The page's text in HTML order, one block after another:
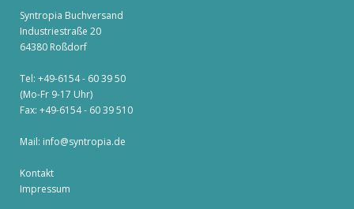
Syntropia Buchversand
Industriestraße 20
64380 Roßdorf
Tel: +49-6154 - 60 39 50
(Mo-Fr 9-17 Uhr)
Fax: +49-6154 - 60 39 510
Mail: info@syntropia.de
Kontakt
Impressum